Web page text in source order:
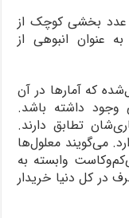
عدد بخشی کوچک از
عنوان انبوهی از
که آمارها در آن
وجود داشته باشد.
تطابق دارند.
می‌گویند معلول‌ها
وابسته به
کل دنیا خریدار